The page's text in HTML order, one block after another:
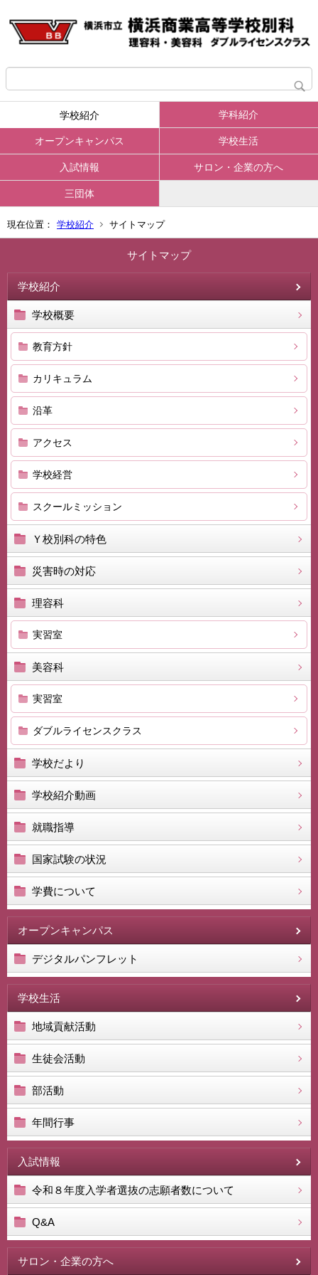
学校紹介 学科紹介
オープンキャンパス 学校生活
入試情報 サロン・企業の方へ
三団体
現在位置： 学校紹介 サイトマップ
サイトマップ
学校紹介
学校概要
教育方針
カリキュラム
沿革
アクセス
学校経営
スクールミッション
Ｙ校別科の特色
災害時の対応
理容科
実習室
美容科
実習室
ダブルライセンスクラス
学校だより
学校紹介動画
就職指導
国家試験の状況
学費について
オープンキャンパス
デジタルパンフレット
学校生活
地域貢献活動
生徒会活動
部活動
年間行事
入試情報
令和８年度入学者選抜の志願者数について
Q&A
サロン・企業の方へ